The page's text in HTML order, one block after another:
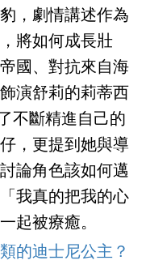
，劇情講述作為
將如何成長壯
國、對抗來自海
演舒莉的莉蒂西
不斷精進自己的
，更提到她與導
論角色該如何邁
我真的把我的心
起被療癒。
的迪士尼公主？